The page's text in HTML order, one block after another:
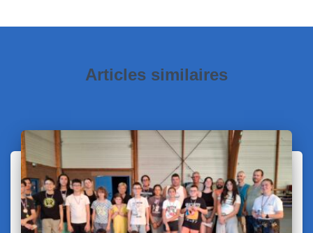
Articles similaires